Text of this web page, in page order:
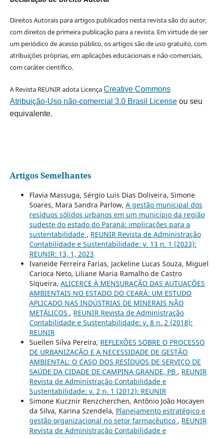
Direitos Autorais para artigos publicados nesta revista são do autor,
com direitos de primeira publicação para a revista. Em virtude de ser
um periódico de acesso público, os artigos são de uso gratuito, com
atribuições próprias, em aplicações educacionais e não-comerciais,
com caráter científico.
A Revista REUNIR adota LicençaCreative Commons
Atribuição-Uso não-comercial 3.0 Brasil Licenseou seu
equivalente.
Artigos Semelhantes
Flavia Massuga, Sérgio Luis Dias Doliveira, Simone
Soares, Mara Sandra Parlow, A gestão municipal dos
resíduos sólidos urbanos em um município da região
sudeste do estado do Paraná: implicações para a
sustentabilidade , REUNIR Revista de Administração
Contabilidade e Sustentabilidade: v. 13 n. 1 (2023):
REUNIR: 13, 1, 2023
Ivaneide Ferreira Farias, Jackeline Lucas Souza, Miguel
Carioca Neto, Liliane Maria Ramalho de Castro
Siqueira, ALICERCE À MENSURAÇÃO DAS AUTUAÇÕES
AMBIENTAIS NO ESTADO DO CEARÁ: UM ESTUDO
APLICADO NAS INDÚSTRIAS DE MINERAIS NÃO
METÁLICOS , REUNIR Revista de Administração
Contabilidade e Sustentabilidade: v. 8 n. 2 (2018):
REUNIR
Suellen Silva Pereira, REFLEXÕES SOBRE O PROCESSO
DE URBANIZAÇÃO E A NECESSIDADE DE GESTÃO
AMBIENTAL: O CASO DOS RESÍDUOS DE SERVIÇO DE
SAÚDE DA CIDADE DE CAMPINA GRANDE, PB , REUNIR
Revista de Administração Contabilidade e
Sustentabilidade: v. 2 n. 1 (2012): REUNIR
Simone Kucznir Renzcherchen, Antônio João Hocayen
da Silva, Karina Szendela, Planejamento estratégico e
gestão organizacional no setor farmacêutico , REUNIR
Revista de Administração Contabilidade e